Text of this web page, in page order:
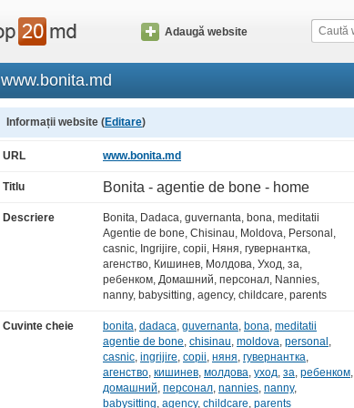
Adaugă website
www.bonita.md
Informații website (Editare)
URL www.bonita.md
Titlu Bonita - agentie de bone - home
Descriere
Bonita, Dadaca, guvernanta, bona, meditatii
Agentie de bone, Chisinau, Moldova, Personal,
casnic, Ingrijire, copii, Няня, гувернантка,
агенство, Кишинев, Молдова, Уход, за,
ребенком, Домашний, персонал, Nannies,
nanny, babysitting, agency, childcare, parents
Cuvinte cheie bonita, dadaca, guvernanta, bona, meditatii
agentie de bone, chisinau, moldova, personal ,
casnic, ingrijire, copii, няня, гувернантка,
агенство, кишинев, молдова, уход, за, ребенком,
домашний, персонал, nannies, nanny,
babysitting, agency, childcare, parents